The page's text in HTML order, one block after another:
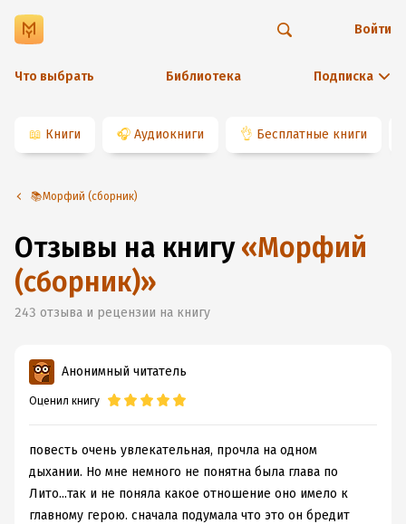
Что выбрать Библиотека Подписка
Войти
📖 Книги 🎧 Аудиокниги 👌 Бесплатные книги
📚Морфий (сборник)
Отзывы на книгу «Морфий
(сборник)»
243 отзыва и рецензии на книгу
Анонимный читатель
Оценил книгу
повесть очень увлекательная, прочла на одном
дыхании. Но мне немного не понятна была глава по
Лито...так и не поняла какое отношение оно имело к
главному герою. сначала подумала что это он бредит